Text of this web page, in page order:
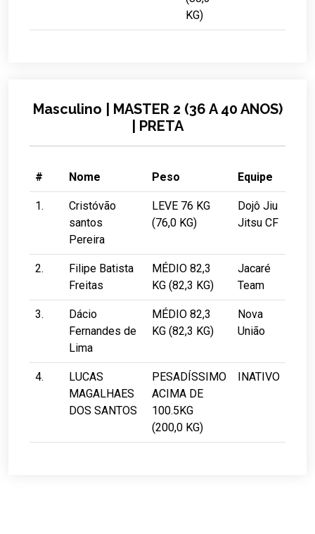
KG)
Masculino | MASTER 2 (36 A 40 ANOS)
| PRETA
# Nome Peso Equipe
1.
Cristóvão
santos
Pereira
LEVE 76 KG
(76,0 KG)
Dojô Jiu
Jitsu CF
2.
Filipe Batista
Freitas
MÉDIO 82,3
KG (82,3 KG)
Jacaré
Team
3.
Dácio
Fernandes de
Lima
MÉDIO 82,3
KG (82,3 KG)
Nova
União
4.
LUCAS
MAGALHAES
DOS SANTOS
PESADÍSSIMO
ACIMA DE
100.5KG
(200,0 KG)
INATIVO